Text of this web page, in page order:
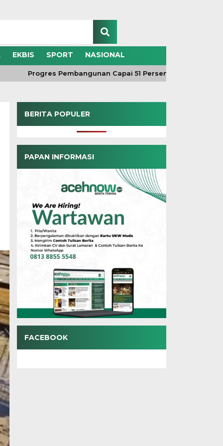
EKBIS SPORT NASIONAL
Progres Pembangunan Capai 51 Persen, TNI dan Warga
BERITA POPULER
PAPAN INFORMASI
FACEBOOK